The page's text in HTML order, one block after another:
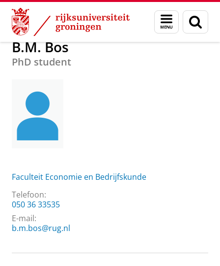
Skip
Content
Skip
Navigation
Menu
en
zoeken
Over ons B.M. Bos
B.M. Bos
PhD student
Faculteit Economie en Bedrijfskunde
Telefoon:
050 36 33535
E-mail:
b.m.bos@rug.nl